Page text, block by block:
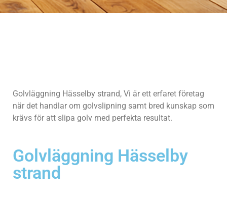
Golvläggning Hässelby strand, Vi är ett erfaret företag
när det handlar om golvslipning samt bred kunskap som
krävs för att slipa golv med perfekta resultat.
Golvläggning Hässelby
strand